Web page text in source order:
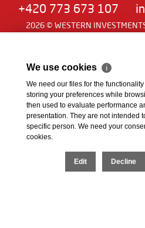
+420 773 673 107
2026 © WESTERN
We use cookies ℹ
We need our files for the
storing your preferences while
then used to evaluate performance
presentation. They are not intended
specific person. We need your
cookies.
Edit Decline